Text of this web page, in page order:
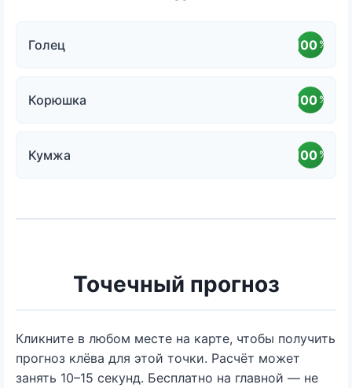
Голец 100 %
Корюшка 100 %
Кумжа 100 %
Точечный прогноз
Кликните в любом месте на карте, чтобы получить
прогноз клёва для этой точки. Расчёт может
занять 10–15 секунд. Бесплатно на главной — не